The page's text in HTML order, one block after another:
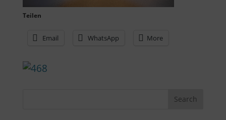
Teilen
Email WhatsApp More